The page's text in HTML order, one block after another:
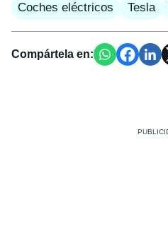
Coches eléctricos Tesla
Compártela en: